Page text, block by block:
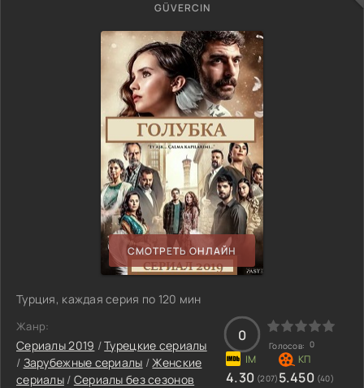
GÜVERCIN
СМОТРЕТЬ ОНЛАЙН
Турция, каждая серия по 120 мин
Жанр:
Сериалы 2019 /Турецкие сериалы
/ Зарубежные сериалы /Женские
сериалы/ Сериалы без сезонов
0
Голосов: 0
4.30 (207) 5.450 (40)